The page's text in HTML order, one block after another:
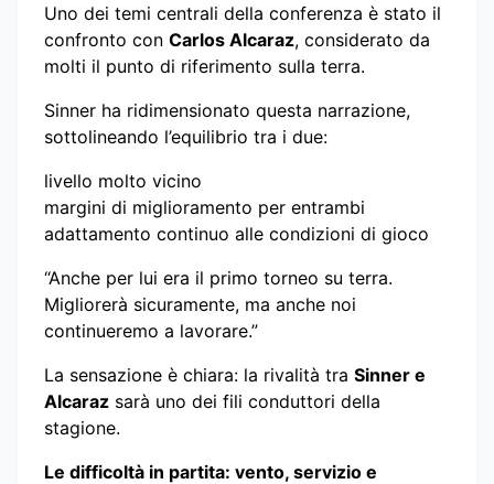
Uno dei temi centrali della conferenza è stato il
confronto con Carlos Alcaraz, considerato da
molti il punto di riferimento sulla terra.
Sinner ha ridimensionato questa narrazione,
sottolineando l’equilibrio tra i due:
livello molto vicino
margini di miglioramento per entrambi
adattamento continuo alle condizioni di gioco
“Anche per lui era il primo torneo su terra.
Migliorerà sicuramente, ma anche noi
continueremo a lavorare.”
La sensazione è chiara: la rivalità tra Sinner e
Alcaraz sarà uno dei fili conduttori della
stagione.
Le difficoltà in partita: vento, servizio e